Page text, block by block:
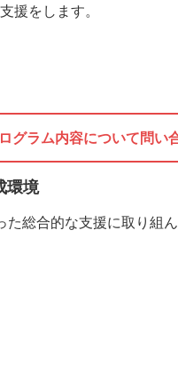
援をします。
グラム内容について問い
環境
総合的な支援に取り組ん